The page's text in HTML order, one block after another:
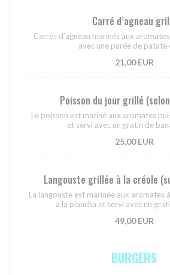
Carré d’agneau
Carrés d’agneau marinés aux
avec une purée de patate
21,00 EUR
Poisson du jour grillé
Le poisson est mariné aux aromates
et servi avec un gratin de
25,00 EUR
Langouste grillée à la créole
La langouste est marinée aux aromates
à la plancha et servi avec un
49,00 EUR
BURGERS